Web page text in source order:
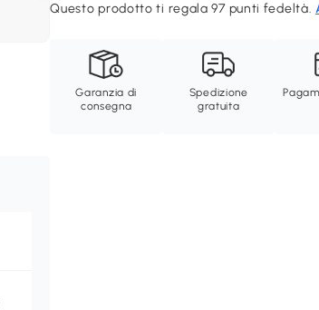
Questo prodotto ti regala 97 punti fedeltà.
Garanzia di
consegna
Spedizione
gratuita